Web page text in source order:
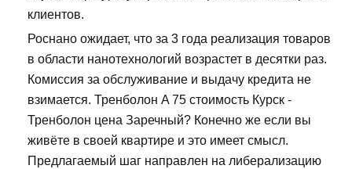
клиентов.
Роснано ожидает, что за 3 года реализация товаров
в области нанотехнологий возрастет в десятки раз.
Комиссия за обслуживание и выдачу кредита не
взимается. Тренболон A 75 стоимость Курск -
Тренболон цена Заречный? Конечно же если вы
живёте в своей квартире и это имеет смысл.
Предлагаемый шаг направлен на либерализацию